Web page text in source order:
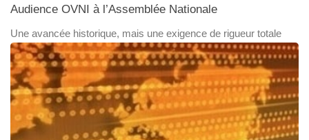
Audience OVNI à l’Assemblée Nationale
Une avancée historique, mais une exigence de rigueur totale